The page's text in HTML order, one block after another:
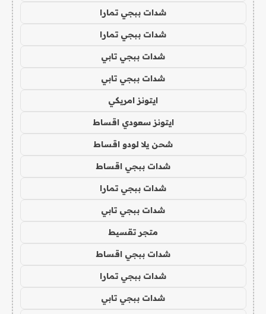
شدات ببجي تمارا
شدات ببجي تمارا
شدات ببجي تابي
شدات ببجي تابي
ايتونز امريكي
ايتونز سعودي اقساط
شحن يلا لودو اقساط
شدات ببجي اقساط
شدات ببجي تمارا
شدات ببجي تابي
متجر تقسيط
شدات ببجي اقساط
شدات ببجي تمارا
شدات ببجي تابي